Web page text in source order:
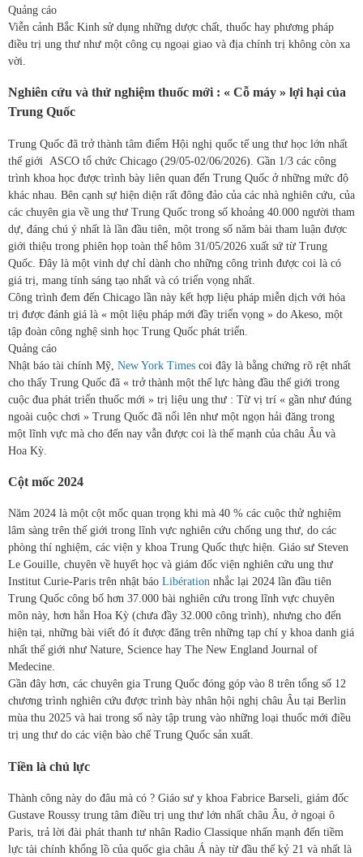
Quảng cáo
Viễn cảnh Bắc Kinh sử dụng những dược chất, thuốc hay phương pháp
điều trị ung thư như một công cụ ngoại giao và địa chính trị không còn xa
vời.
Nghiên cứu và thử nghiệm thuốc mới : « Cỗ máy » lợi hại của
Trung Quốc
Trung Quốc đã trở thành tâm điểm Hội nghị quốc tế ung thư học lớn nhất
thế giới ASCO tổ chức Chicago (29/05-02/06/2026). Gần 1/3 các công
trình khoa học được trình bày liên quan đến Trung Quốc ở những mức độ
khác nhau. Bên cạnh sự hiện diện rất đông đảo của các nhà nghiên cứu, của
các chuyên gia về ung thư Trung Quốc trong số khoảng 40.000 người tham
dự, đáng chú ý nhất là lần đầu tiên, một trong số năm bài tham luận được
giới thiệu trong phiên họp toàn thể hôm 31/05/2026 xuất sứ từ Trung
Quốc. Đây là một vinh dự chỉ dành cho những công trình được coi là có
giá trị, mang tính sáng tạo nhất và có triển vọng nhất.
Công trình đem đến Chicago lần này kết hợp liệu pháp miễn dịch với hóa
trị được đánh giá là « một liệu pháp mới đầy triển vọng » do Akeso, một
tập đoàn công nghệ sinh học Trung Quốc phát triển.
Quảng cáo
Nhật báo tài chính Mỹ, New York Times coi đây là bằng chứng rõ rệt nhất
cho thấy Trung Quốc đã « trở thành một thế lực hàng đầu thế giới trong
cuộc đua phát triển thuốc mới » trị liệu ung thư : Từ vị trí « gần như đúng
ngoài cuộc chơi » Trung Quốc đã nổi lên như một ngọn hải đăng trong
một lĩnh vực mà cho đến nay vẫn được coi là thế mạnh của châu Âu và
Hoa Kỳ.
Cột mốc 2024
Năm 2024 là một cột mốc quan trọng khi mà 40 % các cuộc thử nghiệm
lâm sàng trên thế giới trong lĩnh vực nghiên cứu chống ung thư, do các
phòng thí nghiệm, các viện y khoa Trung Quốc thực hiện. Giáo sư Steven
Le Gouille, chuyên về huyết học và giám đốc viện nghiên cứu ung thư
Institut Curie-Paris trên nhật báo Libération nhắc lại 2024 lần đầu tiên
Trung Quốc công bố hơn 37.000 bài nghiên cứu trong lĩnh vực chuyên
môn này, hơn hẳn Hoa Kỳ (chưa đầy 32.000 công trình), nhưng cho đến
hiện tại, những bài viết đó ít được đăng trên những tạp chí y khoa danh giá
nhất thế giới như Nature, Science hay The New England Journal of
Medecine.
Gần đây hơn, các chuyên gia Trung Quốc đóng góp vào 8 trên tổng số 12
chương trình nghiên cứu được trình bày nhân hội nghị châu Âu tại Berlin
mùa thu 2025 và hai trong số này tập trung vào những loại thuốc mới điều
trị ung thư do các viện bào chế Trung Quốc sản xuất.
Tiền là chủ lực
Thành công này do đâu mà có ? Giáo sư y khoa Fabrice Barseli, giám đốc
Gustave Roussy trung tâm điều trị ung thư lớn nhất châu Âu, ở ngoại ô
Paris, trả lời đài phát thanh tư nhân Radio Classique nhấn mạnh đến tiềm
lực tài chính khổng lồ của quốc gia châu Á này từ đầu thế kỷ 21 và nhất là